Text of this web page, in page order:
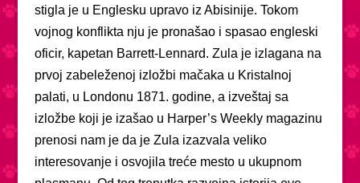
stigla je u Englesku upravo iz Abisinije. Tokom
vojnog konflikta nju je pronašao i spasao engleski
oficir, kapetan Barrett-Lennard. Zula je izlagana na
prvoj zabeleženoj izložbi mačaka u Kristalnoj
palati, u Londonu 1871. godine, a izveštaj sa
izložbe koji je izašao u Harper’s Weekly magazinu
prenosi nam je da je Zula izazvala veliko
interesovanje i osvojila treće mesto u ukupnom